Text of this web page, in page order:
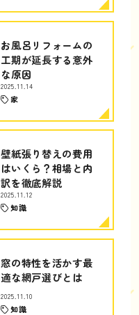
お風呂リフォームの
工期が延長する意外
な原因
2025.11.14
家
壁紙張り替えの費用
はいくら？相場と内
訳を徹底解説
2025.11.12
知識
窓の特性を活かす最
適な網戸選びとは
2025.11.10
知識